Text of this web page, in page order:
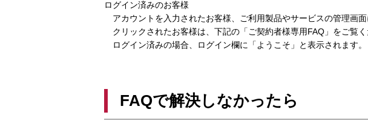
ログイン済みのお客様
アカウントを入力されたお客様、ご利用製品やサービスの管理画
クリックされたお客様は、下記の「ご契約者様専用FAQ」をご覧く
ログイン済みの場合、ログイン欄に「ようこそ」と表示されます。
FAQで解決しなかったら